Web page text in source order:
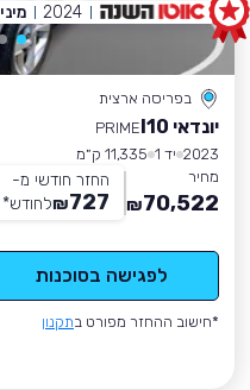
בפריסה ארצית
יונדאי I10
PRIME
2023 יד 1
11,335 ק״מ
מחיר
70,522
₪
החזר חודשי מ-
727
₪לחודש*
לפגישה בסוכנות
*חישוב ההחזר מפורט בתקנון
2024 מיני